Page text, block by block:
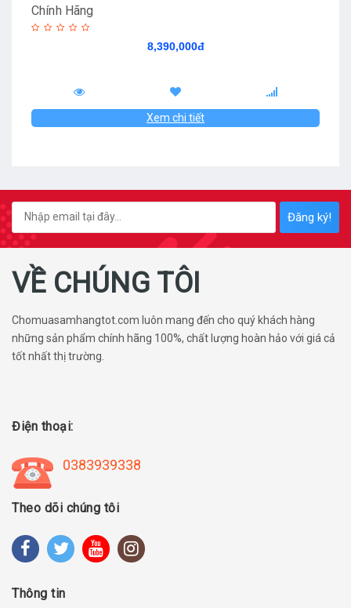
Chính Hãng
8,390,000đ
Xem chi tiết
Đăng ký!
VỀ CHÚNG TÔI
Chomuasamhangtot.com luôn mang đến cho quý khách hàng
những sản phẩm chính hãng 100%, chất lượng hoàn hảo với giá cả
tốt nhất thị trường.
Điện thoại:
0383939338
Theo dõi chúng tôi
Thông tin